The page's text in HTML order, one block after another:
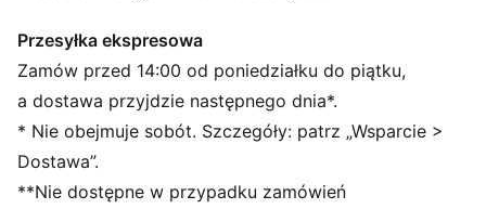
pochodzących z recyklingu
warmCELL: przewiewna technologia na zimne dni,
która zatrzymuje ciepło blisko ciała i utrzymuje je
podczas ćwiczeń
SZCZEGÓŁY
Luźny krój
Materiał dzianinowy
Przesyłka ekspresowa
Zamów przed 14:00 od poniedziałku do piątku,
a dostawa przyjdzie następnego dnia*.
* Nie obejmuje sobót. Szczegóły: patrz „Wsparcie >
Dostawa”.
**Nie dostępne w przypadku zamówień